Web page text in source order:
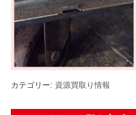
カテゴリー: 資源買取り情報